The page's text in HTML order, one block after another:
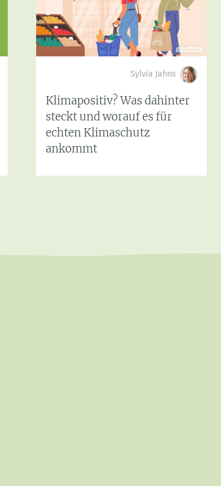
Sylvia Jahns
Klimapositiv? Was dahinter
steckt und worauf es für
echten Klimaschutz
ankommt